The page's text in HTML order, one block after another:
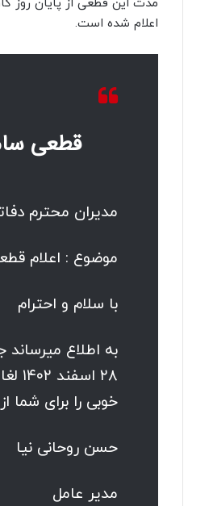
اعلام شده است.
قطعی
مدیران محترم
موضوع : اعلام
با سلام و احترام
به اطلاع
خوبی را برای شما
حسن روحانی نیا
مدیر عامل